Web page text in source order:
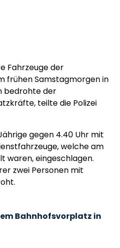
Fahrzeuge der
frühen Samstagmorgen in
bedrohte der
teilte die Polizei
gegen 4.40 Uhr mit
welche am
waren, eingeschlagen.
zwei Personen mit
Bahnhofsvorplatz in